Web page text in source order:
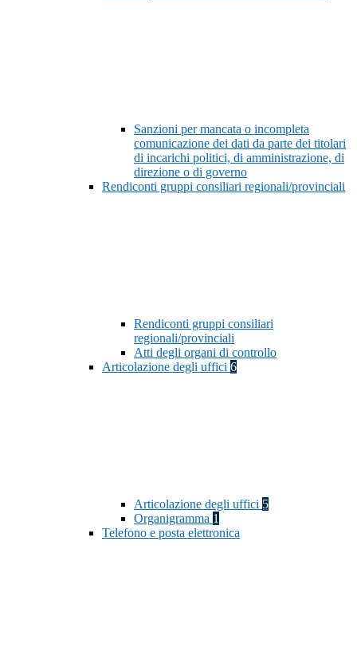
Sanzioni per mancata o incompleta
comunicazione dei dati da parte dei titolari
di incarichi politici, di amministrazione, di
direzione o di governo
Rendiconti gruppi consiliari regionali/provinciali
Rendiconti gruppi consiliari
regionali/provinciali
Atti degli organi di controllo
Articolazione degli uffici 6
Articolazione degli uffici 5
Organigramma 1
Telefono e posta elettronica